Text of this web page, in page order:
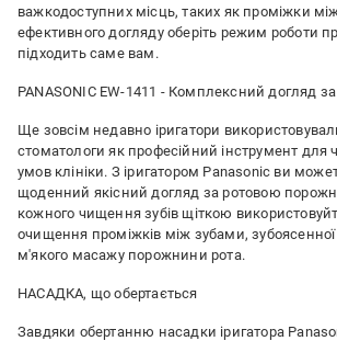
важкодоступних місць, таких як проміжки
ефективного догляду оберіть режим роботи
підходить саме вам.
PANASONIC EW-1411 - Комплексний догляд
Ще зовсім недавно іригатори
стоматологи як професійний інструмент для
умов клініки. З іригатором Panasonic ви
щоденний якісний догляд за ротовою
кожного чищення зубів щіткою
очищення проміжків між зубами,
м'якого масажу порожнини рота.
НАСАДКА, що обертається
Завдяки обертанню насадки іригатора